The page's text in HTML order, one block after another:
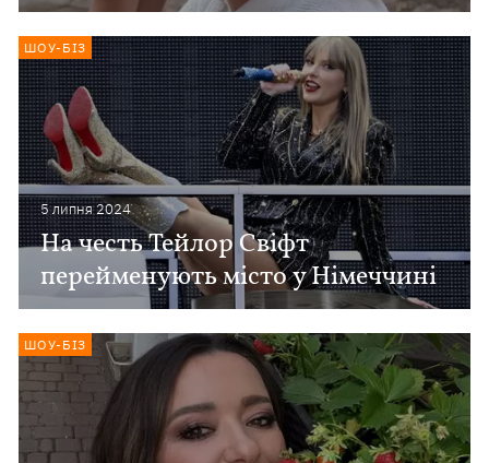
5 липня 2024
На честь Тейлор Свіфт
перейменують місто у Німеччині
ШОУ-БІЗ
ШОУ-БІЗ